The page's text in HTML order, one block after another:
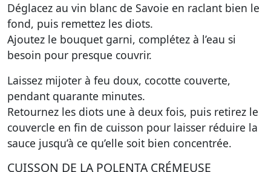
Déglacez au vin blanc de Savoie en raclant bien le
fond, puis remettez les diots.
Ajoutez le bouquet garni, complétez à l’eau si
besoin pour presque couvrir.
Laissez mijoter à feu doux, cocotte couverte,
pendant quarante minutes.
Retournez les diots une à deux fois, puis retirez le
couvercle en fin de cuisson pour laisser réduire la
sauce jusqu’à ce qu’elle soit bien concentrée.
CUISSON DE LA POLENTA CRÉMEUSE